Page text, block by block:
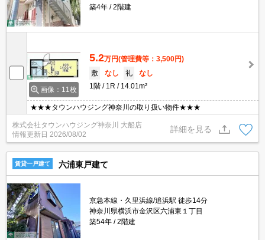
築4年
2階建
画像：11枚
5.2万円(管理費等：3,500円)
敷
なし 礼
なし
1階
1R 14.01m²
★★★タウンハウジング神奈川の取り扱い物件★★★
株式会社タウンハウジング神奈川 大船店
情報更新日 2026/08/02
詳細を見る
賃貸一戸建て 六浦東戸建て
京急本線・久里浜線/追浜駅 徒歩14分
神奈川県横浜市金沢区六浦東１丁目
築54年
2階建